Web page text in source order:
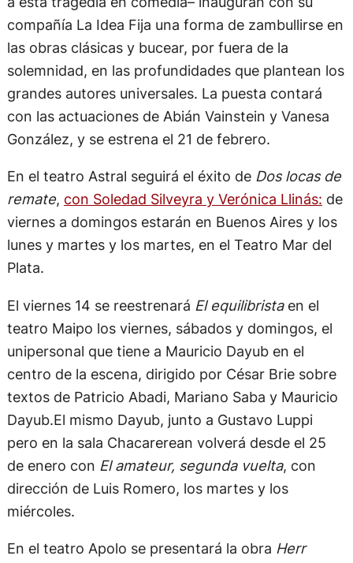
compañía La Idea Fija una forma de zambullirse en
las obras clásicas y bucear, por fuera de la
solemnidad, en las profundidades que plantean los
grandes autores universales. La puesta contará
con las actuaciones de Abián Vainstein y Vanesa
González, y se estrena el 21 de febrero.
En el teatro Astral seguirá el éxito de Dos locas de
remate, con Soledad Silveyra y Verónica Llinás: de
viernes a domingos estarán en Buenos Aires y los
lunes y martes y los martes, en el Teatro Mar del
Plata.
El viernes 14 se reestrenará El equilibristaen el
teatro Maipo los viernes, sábados y domingos, el
unipersonal que tiene a Mauricio Dayub en el
centro de la escena, dirigido por César Brie sobre
textos de Patricio Abadi, Mariano Saba y Mauricio
Dayub.El mismo Dayub, junto a Gustavo Luppi
pero en la sala Chacarerean volverá desde el 25
de enero con El amateur, segunda vuelta, con
dirección de Luis Romero, los martes y los
miércoles.
En el teatro Apolo se presentará la obra Herr